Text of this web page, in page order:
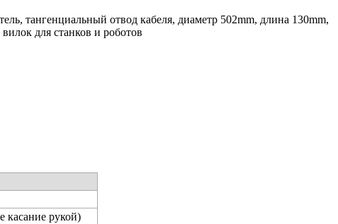
тангенциальный отвод кабеля, диаметр 502mm, длина 130mm,
для станков и роботов
касание рукой)